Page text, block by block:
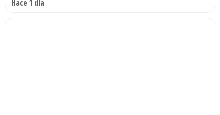
Hace 1 día